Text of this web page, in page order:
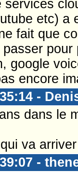
services
etc) a
fait que
google
encore
-
dans le
va
-